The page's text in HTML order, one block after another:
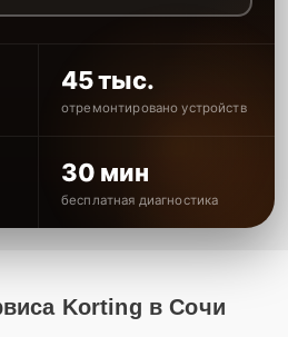
45 тыс.
отремонтировано устройств
30 мин
бесплатная диагностика
Korting в Сочи